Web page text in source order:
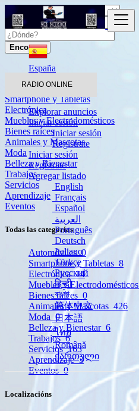
RADIO ONLINE
Explorar anuncios
Iniciar sesión
Iniciar sesión
Regístrate
Iniciar sesión
Regístrate
Agregar listado
English
Français
Español
العربية
Português
Deutsch
Italiano
Türkçe
Русский
हिन्दी
বাংলা
简体中文
日本語
ไทย
Română
ქართული
Encontrar
España
Automóviles
Smartphone y Tabletas
Electrónica
Muebles y Electrodomésticos
Bienes raíces
Animales y Mascotas
Moda
Belleza y Bienestar
Trabajos
Servicios
Aprendizaje
Eventos
Todas las categorías
Automóviles0
Smartphone y Tabletas 8
Electrónica14
Muebles y Electrodomésticos
Bienes raíces 0
Animales y Mascotas 426
Moda 0
Belleza y Bienestar 6
Trabajos6
Servicios163
Aprendizaje3
Eventos 0
Localizacións